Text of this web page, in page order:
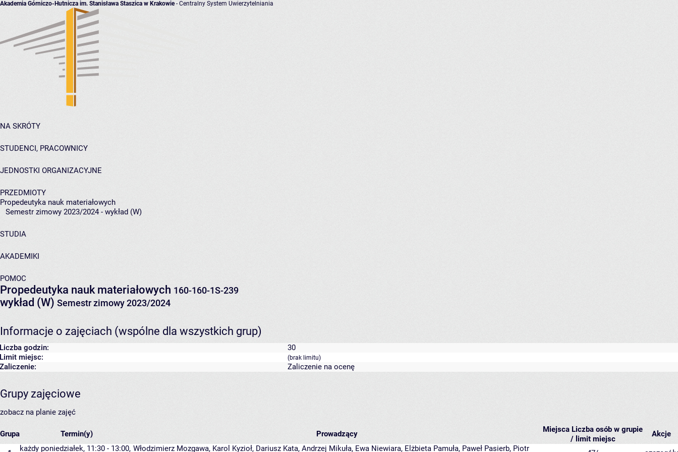
Akademia Górniczo-Hutnicza im. Stanisława Staszica w Krakowie- Centralny System Uwierzytelniania
NA SKRÓTY
STUDENCI, PRACOWNICY
JEDNOSTKI ORGANIZACYJNE
PRZEDMIOTY
Propedeutyka nauk materiałowych
Semestr zimowy 2023/2024 - wykład (W)
STUDIA
AKADEMIKI
POMOC
Propedeutyka nauk materiałowych 160-160-1S-239
wykład (W) Semestr zimowy 2023/2024
Informacje o zajęciach (wspólne dla wszystkich grup)
Liczba godzin:
30
Limit miejsc:
(brak limitu)
Zaliczenie: Zaliczenie na ocenę
Grupy zajęciowe
zobacz na planie zajęć
Grupa Termin(y) Prowadzący Miejsca Liczba osób w grupie
/ limit miejsc
Akcje
każdy poniedziałek, 11:30 - 13:00, Włodzimierz Mozgawa, Karol Kyzioł, Dariusz Kata, Andrzej Mikuła, Ewa Niewiara, Elżbieta Pamuła, Paweł Pasierb, Piotr